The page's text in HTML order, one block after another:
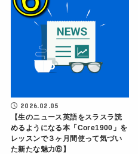
2026.02.05
【生のニュース英語をスラスラ読
めるようになる本「Core1900」を
レッスンで３ヶ月間使って気づい
た新たな魅力⑥】